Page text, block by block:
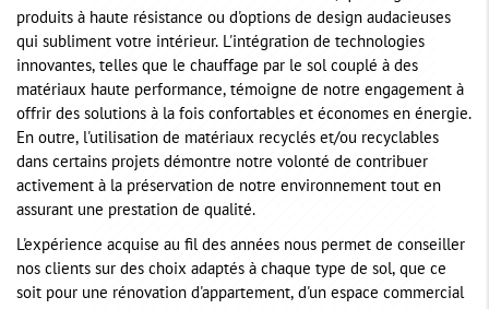
produits à haute résistance ou d'options de design audacieuses
qui subliment votre intérieur. L'intégration de technologies
innovantes, telles que le chauffage par le sol couplé à des
matériaux haute performance, témoigne de notre engagement à
offrir des solutions à la fois confortables et économes en énergie.
En outre, l'utilisation de matériaux recyclés et/ou recyclables
dans certains projets démontre notre volonté de contribuer
activement à la préservation de notre environnement tout en
assurant une prestation de qualité.
L'expérience acquise au fil des années nous permet de conseiller
nos clients sur des choix adaptés à chaque type de sol, que ce
soit pour une rénovation d'appartement, d'un espace commercial